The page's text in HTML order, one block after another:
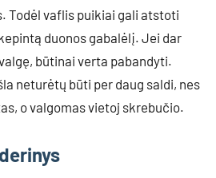
Todėl vaflis puikiai gali atstoti
duonos gabalėlį. Jei dar
būtinai verta pabandyti.
neturėtų būti per daug saldi, nes
o valgomas vietoj skrebučio.